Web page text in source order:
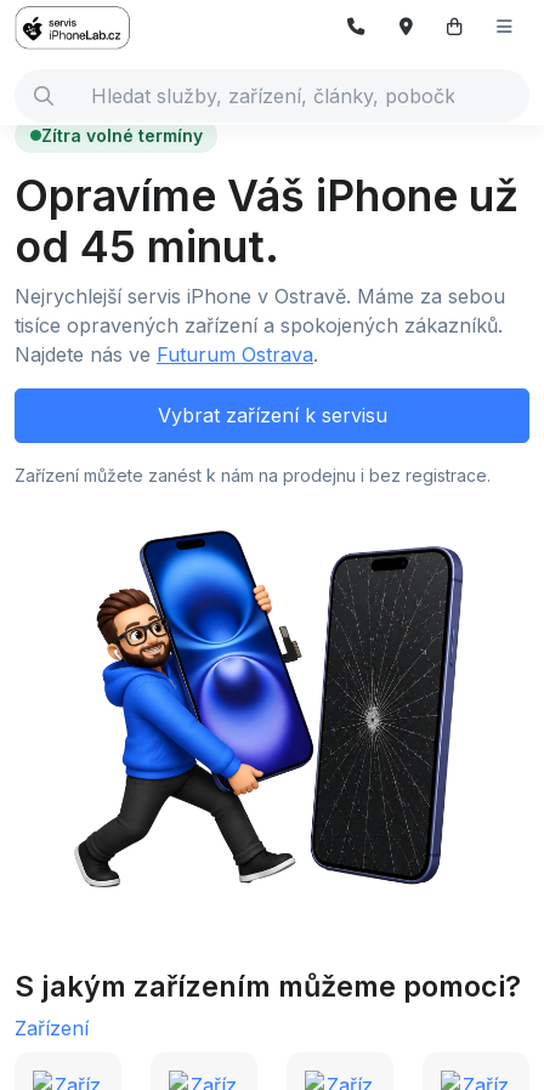
Zítra volné termíny
Opravíme Váš iPhone už
od 45 minut.
Nejrychlejší servis iPhone v Ostravě. Máme za sebou
tisíce opravených zařízení a spokojených zákazníků.
Najdete nás ve Futurum Ostrava.
Vybrat zařízení k servisu
Zařízení můžete zanést k nám na prodejnu i bez registrace.
S jakým zařízením můžeme pomoci?
Zařízení